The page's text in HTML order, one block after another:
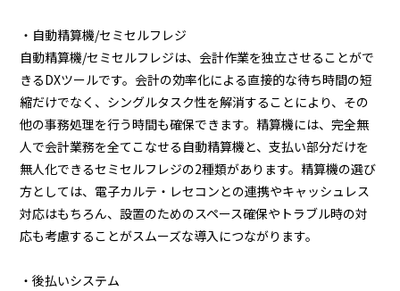
・自動精算機/セミセルフレジ
自動精算機/セミセルフレジは、会計作業を独立させることがで
きるDXツールです。会計の効率化による直接的な待ち時間の短
縮だけでなく、シングルタスク性を解消することにより、その
他の事務処理を行う時間も確保できます。精算機には、完全無
人で会計業務を全てこなせる自動精算機と、支払い部分だけを
無人化できるセミセルフレジの2種類があります。精算機の選び
方としては、電子カルテ・レセコンとの連携やキャッシュレス
対応はもちろん、設置のためのスペース確保やトラブル時の対
応も考慮することがスムーズな導入につながります。
・後払いシステム